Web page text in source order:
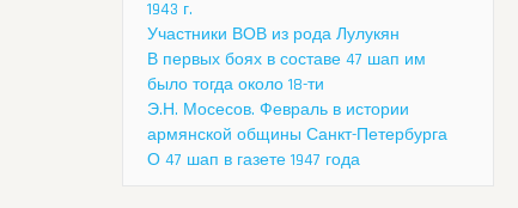
1943 г.
Участники ВОВ из рода Лулукян
В первых боях в составе 47 шап им
было тогда около 18-ти
Э.Н. Мосесов. Февраль в истории
армянской общины Санкт-Петербурга
О 47 шап в газете 1947 года